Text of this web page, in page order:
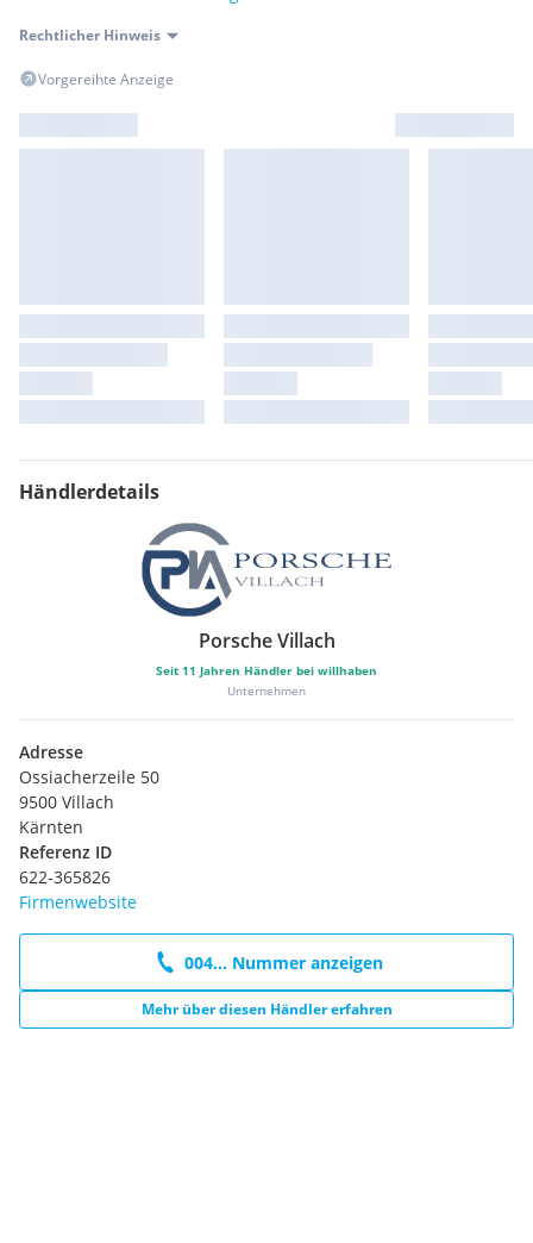
Rechtlicher Hinweis
Vorgereihte Anzeige
Händlerdetails
Porsche Villach
Seit 11 Jahren Händler bei willhaben
Unternehmen
Adresse
Ossiacherzeile 50
9500 Villach
Kärnten
Referenz ID
622-365826
Firmenwebsite
004... Nummer anzeigen
Mehr über diesen Händler erfahren